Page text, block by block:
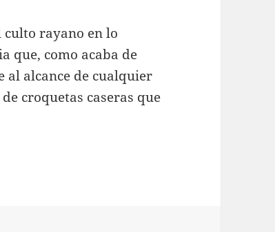
rayano en lo
que, como acaba de
al alcance de cualquier
croquetas caseras que